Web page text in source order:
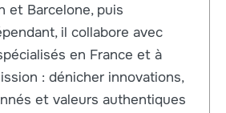
et Barcelone, puis
il collabore avec
en France et à
: dénicher innovations,
et valeurs authentiques